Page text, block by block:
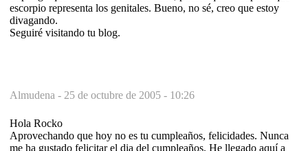
escorpio representa los genitales. Bueno, no sé, creo que estoy
divagando.
Seguiré visitando tu blog.
Almudena - 25 de octubre de 2005 - 10:26
Hola Rocko
Aprovechando que hoy no es tu cumpleaños, felicidades. Nunca
me ha gustado felicitar el dia del cumpleaños. He llegado aquí a